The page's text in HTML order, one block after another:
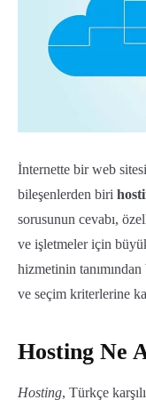
İnternette bir web
bileşenlerden biri
sorusunun cevabı,
ve işletmeler için
hizmetinin
ve seçim kriterlerine
Hosting Ne
Hosting, Türkçe